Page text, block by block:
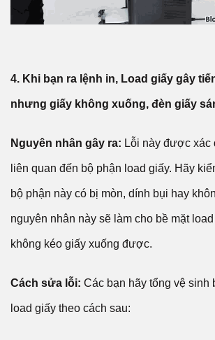
4. Khi bạn ra lệnh in, Load giấy gây
nhưng giấy không xuống, đèn giấy
Nguyên nhân gây ra: Lỗi này được xác
liên quan đến bộ phận load giấy. Hãy
bộ phận này có bị mòn, dính bụi hay
nguyên nhân này sẽ làm cho bề mặt
không kéo giấy xuống được.
Cách sửa lỗi: Các bạn hãy tổng vệ sinh
load giấy theo cách sau: